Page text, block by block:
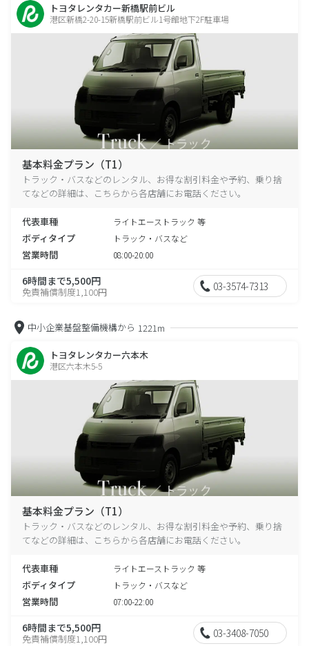
トヨタレンタカー新橋駅前ビル
港区新橋2-20-15新橋駅前ビル1号館地下2F駐車場
基本料金プラン（T1）
トラック・バスなどのレンタル、お得な割引料金や予約、乗り捨
てなどの詳細は、こちらから各店舗にお電話ください。
代表車種 ライトエーストラック 等
ボディタイプ トラック・バスなど
営業時間 08:00-20:00
6時間まで5,500円
免責補償制度1,100円 03-3574-7313
中小企業基盤整備機構から 1221m
トヨタレンタカー六本木
港区六本木5-5
基本料金プラン（T1）
トラック・バスなどのレンタル、お得な割引料金や予約、乗り捨
てなどの詳細は、こちらから各店舗にお電話ください。
代表車種 ライトエーストラック 等
ボディタイプ トラック・バスなど
営業時間 07:00-22:00
6時間まで5,500円
免責補償制度1,100円 03-3408-7050